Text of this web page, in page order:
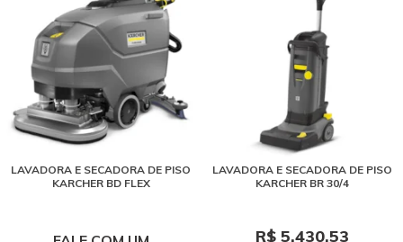
LAVADORA E SECADORA DE PISO
KARCHER BD FLEX
LAVADORA E SECADORA DE PISO
KARCHER BR 30/4
R$ 5.430,53